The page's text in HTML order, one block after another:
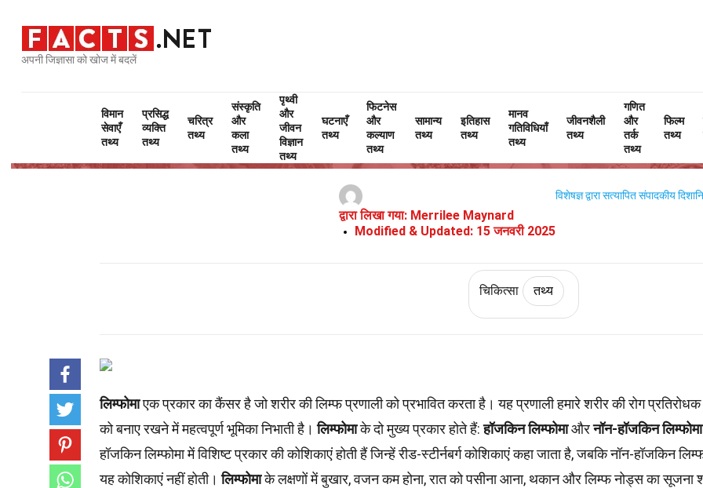
अपनी जिज्ञासा को खोज में बदलें
विमान
सेवाएँ
तथ्य
प्रसिद्ध
व्यक्ति
तथ्य
चरित्र
तथ्य
संस्कृति
और
कला
तथ्य
पृथ्वी
और
जीवन
विज्ञान
तथ्य
घटनाएँ
तथ्य
फिटनेस
और
कल्याण
तथ्य
सामान्य
तथ्य
इतिहास
तथ्य
मानव
गतिविधियाँ
तथ्य
जीवनशैली
तथ्य
गणित
और
तर्क
तथ्य
फिल्म
तथ्य
तथ्य
लिम्फोमा के बारे में 34 तथ्य
द्वारा लिखा गया: Merrilee Maynard
Modified & Updated: 15 जनवरी 2025
विशेषज्ञ द्वारा सत्यापित संपादकीय
चिकित्सा तथ्य
लिम्फोमाएक प्रकार का कैंसर है जो शरीर की लिम्फ प्रणाली को प्रभावित करता है। यह प्रणाली हमारे शरीर की रोग प्रतिरोधक
को बनाए रखने में महत्वपूर्ण भूमिका निभाती है।लिम्फोमाके दो मुख्य प्रकार होते हैं:हॉजकिन लिम्फोमाऔरनॉन-हॉजकिन लिम्फोमा
हॉजकिन लिम्फोमा में विशिष्ट प्रकार की कोशिकाएं होती हैं जिन्हें रीड-स्टीर्नबर्ग कोशिकाएं कहा जाता है, जबकि नॉन-हॉजकिन
यह कोशिकाएं नहीं होती।लिम्फोमाके लक्षणों में बुखार, वजन कम होना, रात को पसीना आना, थकान और लिम्फ नोड्स का सूजना